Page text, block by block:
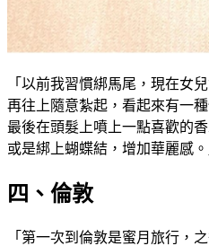
「以前我習慣綁馬尾，現在女
再往上隨意紮起，看起來有一
最後在頭髮上噴上一點喜歡的
或是綁上蝴蝶結，增加華麗感。
四、倫敦
「第一次到倫敦是蜜月旅行，